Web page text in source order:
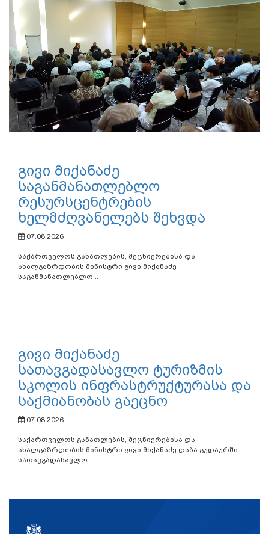
გივი მიქანაძე
საგანმანათლებლო
რესურსცენტრების
ხელმძღვანელებს შეხვდა
07.08.2026
საქართველოს განათლების, მეცნიერებისა და
ახალგაზრდობის მინისტრი გივი მიქანაძე
საგანმანათლებლო...
სათავგადასავლო ტურიზმის